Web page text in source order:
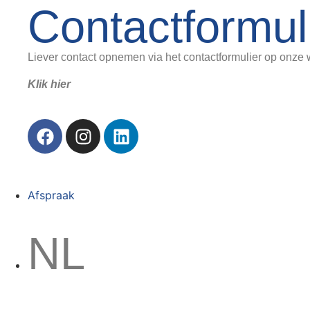
Liever contact opnemen via het contactformulier op onze
Klik hier
Afspraak
NL